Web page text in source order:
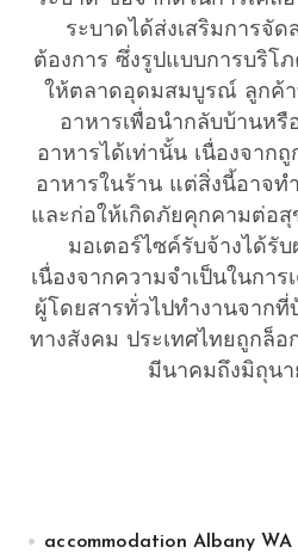
ระบาดได้ส่งเสริมการจั
ต้องการ ซึ่งรูปแบบการบริโภ
ให้ตลาดอุดมสมบูรณ์ ลูกค้
อาหารเพื่อนำกลับบ้านห
อาหารได้เท่านั้น เนื่องจาก
อาหารในร้าน แต่สิ่งนี้อาจท
และก่อให้เกิดภัยคุกคามต่อ
มอเตอร์ไซค์รับจ้างได้รั
เนื่องจากความจำเป็นในการ
ผู้โดยสารทั่วไปทำงานจากที่
ทางสังคม ประเทศไทยถูกล็
มีนาคมถึงมิถุนา
accommodation Albany